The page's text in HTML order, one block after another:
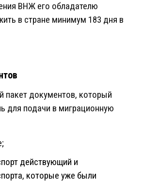
ВНЖ его обладателю
в стране минимум 183 дня в
пакет документов, который
для подачи в миграционную
действующий и
которые уже были